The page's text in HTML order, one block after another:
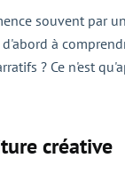
souvent par
à
? Ce n'est
créative